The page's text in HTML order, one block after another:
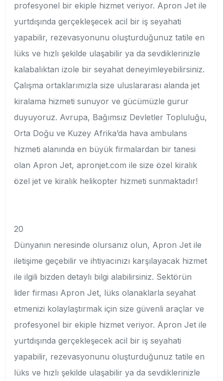
profesyonel bir ekiple hizmet veriyor. Apron Jet ile
yurtdışında gerçekleşecek acil bir iş seyahati
yapabilir, rezevasyonunu oluşturduğunuz tatile en
lüks ve hızlı şekilde ulaşabilir ya da sevdiklerinizle
kalabalıktan izole bir seyahat deneyimleyebilirsiniz.
Çalışma ortaklarımızla size uluslararası alanda jet
kiralama hizmeti sunuyor ve gücümüzle gurur
duyuyoruz. Avrupa, Bağımsız Devletler Topluluğu,
Orta Doğu ve Kuzey Afrika’da hava ambulans
hizmeti alanında en büyük firmalardan bir tanesi
olan Apron Jet, apronjet.com ile size özel kiralık
özel jet ve kiralık helikopter hizmeti sunmaktadır!
20
Dünyanın neresinde olursanız olun, Apron Jet ile
iletişime geçebilir ve ihtiyacınızı karşılayacak hizmet
ile ilgili bizden detaylı bilgi alabilirsiniz. Sektörün
lider firması Apron Jet, lüks olanaklarla seyahat
etmenizi kolaylaştırmak için size güvenli araçlar ve
profesyonel bir ekiple hizmet veriyor. Apron Jet ile
yurtdışında gerçekleşecek acil bir iş seyahati
yapabilir, rezevasyonunu oluşturduğunuz tatile en
lüks ve hızlı şekilde ulaşabilir ya da sevdiklerinizle